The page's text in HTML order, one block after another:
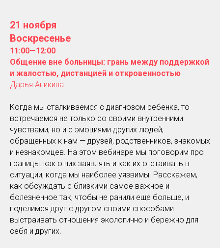
21 ноября
Воскресенье
11:00—12:00
Общение вне больницы: грань между поддержкой
и жалостью, дистанцией и откровенностью
Дарья Аникина
Когда мы сталкиваемся с диагнозом ребенка, то
встречаемся не только со своими внутренними
чувствами, но и с эмоциями других людей,
обращенных к нам — друзей, родственников, знакомых
и незнакомцев. На этом вебинаре мы поговорим про
границы: как о них заявлять и как их отстаивать в
ситуации, когда мы наиболее уязвимы. Расскажем,
как обсуждать с близкими самое важное и
болезненное так, чтобы не ранили еще больше, и
поделимся друг с другом своими способами
выстраивать отношения экологично и бережно для
себя и других.